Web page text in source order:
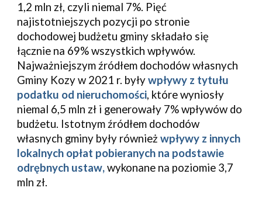
1,2 mln zł, czyli niemal 7%. Pięć
najistotniejszych pozycji po stronie
dochodowej budżetu gminy składało się
łącznie na 69
Najważniejszym źródłem dochodów własnych
Gminy Kozy w 2021 r. były wpływy z tytułu
podatku od nieruchomości
niemal 6,5 mln zł i generowały 7% wpływów do
budżetu. Istotnym źródłem dochodów
własnych gminy były również wpływy z innych
lokalnych opłat pobieranych na podstawie
odrębnych ustaw, wykonane na poziomie 3,7
mln zł.